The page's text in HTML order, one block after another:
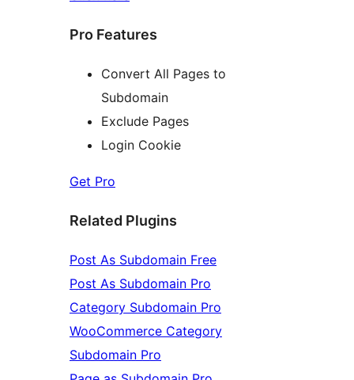
Pro Features
Convert All Pages to
Subdomain
Exclude Pages
Login Cookie
Get Pro
Related Plugins
Post As Subdomain Free
Post As Subdomain Pro
Category Subdomain Pro
WooCommerce Category
Subdomain Pro